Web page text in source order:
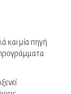
και μία πηγή
προγράμματα